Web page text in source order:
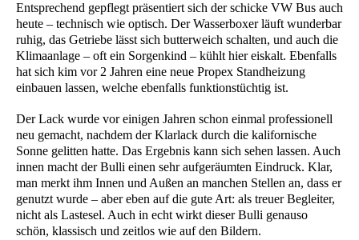
Entsprechend gepflegt präsentiert sich der schicke VW Bus auch
heute – technisch wie optisch. Der Wasserboxer läuft wunderbar
ruhig, das Getriebe lässt sich butterweich schalten, und auch die
Klimaanlage – oft ein Sorgenkind – kühlt hier eiskalt. Ebenfalls
hat sich kim vor 2 Jahren eine neue Propex Standheizung
einbauen lassen, welche ebenfalls funktionstüchtig ist.
Der Lack wurde vor einigen Jahren schon einmal professionell
neu gemacht, nachdem der Klarlack durch die kalifornische
Sonne gelitten hatte. Das Ergebnis kann sich sehen lassen. Auch
innen macht der Bulli einen sehr aufgeräumten Eindruck. Klar,
man merkt ihm Innen und Außen an manchen Stellen an, dass er
genutzt wurde – aber eben auf die gute Art: als treuer Begleiter,
nicht als Lastesel. Auch in echt wirkt dieser Bulli genauso
schön, klassisch und zeitlos wie auf den Bildern.